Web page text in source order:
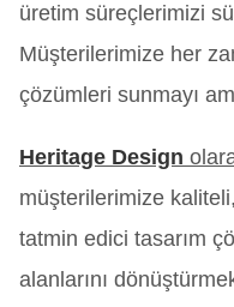
üretim süreçlerimizi
Müşterilerimize her
çözümleri sunmayı
Heritage Design
müşterilerimize
tatmin edici tasarım
alanlarını